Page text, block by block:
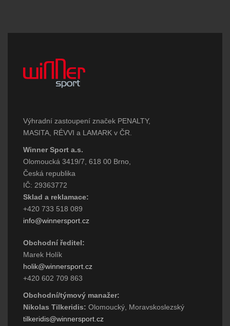
Výhradní zastoupení značek PENALTY,
MASITA, RÉVVI a LAMARK v ČR.
Winner Sport a.s.
Olomoucká 3419/7, 618 00 Brno,
Česká republika
IČ: 29363772
Sklad a reklamace:
+420 733 518 089
info@winnersport.cz
Obchodní ředitel:
Marek Holík
holik@winnersport.cz
+420 602 709 863
Obchodní/týmový manažer:
Nikolas Tilkeridis: Olomoucký, Moravskoslezský
tilkeridis@winnersport.cz